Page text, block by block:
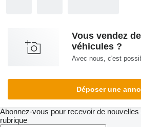
Vous vendez
véhicules ?
Avec nous, c'est
Déposer une
Abonnez-vous pour recevoir de
rubrique